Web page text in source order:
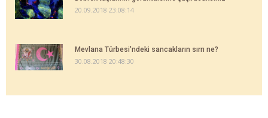
20.09.2018 23:08:14
Mevlana Türbesi'ndeki sancakların sırrı ne?
30.08.2018 20:48:30